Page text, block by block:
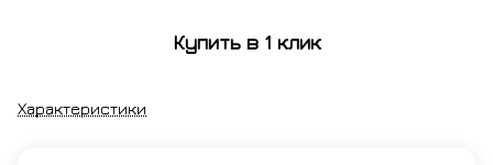
Купить в 1 клик
Характеристики